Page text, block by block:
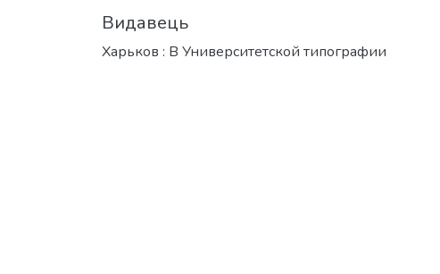
Видавець
Харьков : В Университетской типографии